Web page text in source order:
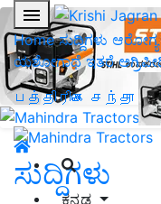
Home ಸುದ್ದಿಗಳು
ಯಶೋಗಾಥೆ ಇತರೆ
பத்திரிகை சந்தா
ಕನ್ನಡ
ಸುದ್ದಿಗಳು